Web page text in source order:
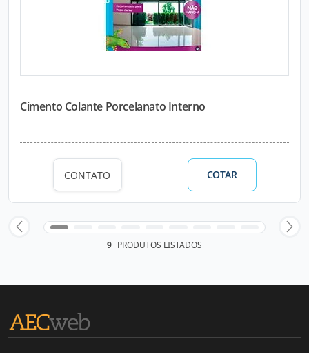
Cimento Colante Porcelanato Interno
CONTATO COTAR
9 PRODUTOS LISTADOS